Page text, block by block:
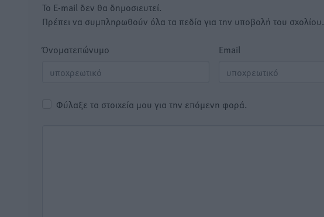
Το E-mail δεν θα δημοσιευτεί.
Πρέπει να συμπληρωθούν όλα τα πεδία για την υποβολή του σχολίου.
Όνοματεπώνυμο Email
Φύλαξε τα στοιχεία μου για την επόμενη φορά.